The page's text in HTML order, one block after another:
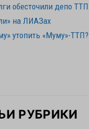
обесточили депо ТТП
на ЛИАЗах
утопить «Муму»-ТТП?
РУБРИКИ